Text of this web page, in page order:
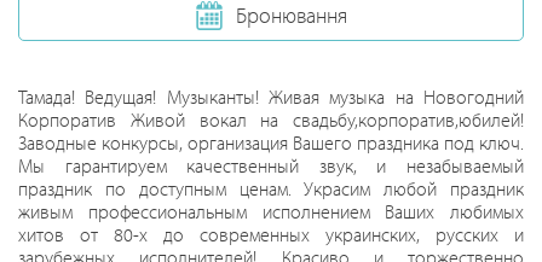
Бронювання
Тамада! Ведущая! Музыканты! Живая музыка на Новогодний
Корпоратив Живой вокал на свадьбу,корпоратив,юбилей!
Заводные конкурсы, организация Вашего праздника под ключ.
Мы гарантируем качественный звук, и незабываемый
праздник по доступным ценам. Украсим любой праздник
живым профессиональным исполнением Ваших любимых
хитов от 80-х до современных украинских, русских и
зарубежных исполнителей! Красиво и торжественно